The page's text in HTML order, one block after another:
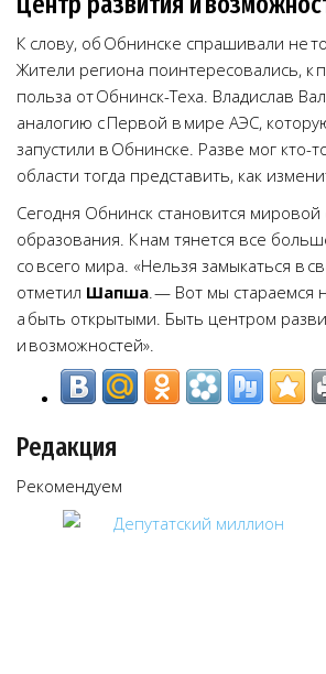
К слову, об Обнинске спрашивали не
Жители региона поинтересовались, к
польза от Обнинск-Теха. Владислав
аналогию с Первой в мире АЭС,
запустили в Обнинске. Разве мог кто-
области тогда представить, как
Сегодня Обнинск становится мировой
образования. К нам тянется все
со всего мира. «Нельзя замыкаться в
отметил Шапша. — Вот мы стараемся
а быть открытыми. Быть центром
и возможностей».
Редакция
Рекомендуем